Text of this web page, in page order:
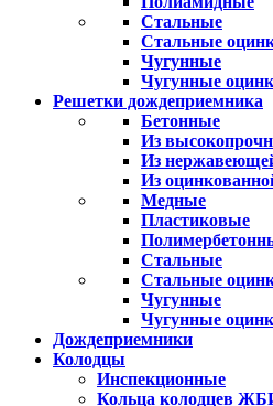
Стальные
Стальные
Чугунные
Чугунные
Решетки дождеприемника
Бетонные
Из
Из
Из
Медные
Пластиковые
Стальные
Стальные
Чугунные
Чугунные
Дождеприемники
Колодцы
Инспекционные
Кольца колодцев